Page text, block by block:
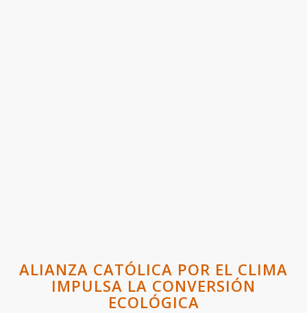
ALIANZA CATÓLICA POR EL CLIMA
IMPULSA LA CONVERSIÓN
ECOLÓGICA